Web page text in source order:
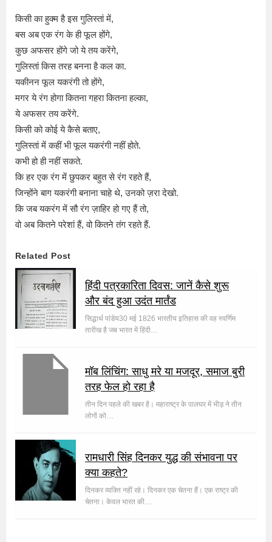
किसी का हुक्म है इस गुलिस्तां में,
बस अब एक रंग के ही फूल होंगे,
कुछ अफसर होंगे जो ये तय करेंगे,
गुलिस्तां किस तरह बनना है कल का.
यकीनन फूल यकरंगी तो होंगे,
मगर ये रंग होगा कितना गहरा कितना हल्का,
ये अफसर तय करेंगे.
किसी को कोई ये कैसे बताए,
गुलिस्तां में कहीं भी फूल यकरंगी नहीं होते.
कभी हो ही नहीं सकते.
कि हर एक रंग में छुपकर बहुत से रंग रहते हैं,
जिन्होंने बाग यकरंगी बनाना चाहे थे, उनको ज़रा देखो.
कि जब यकरंग में सौ रंग ज़ाहिर हो गए हैं तो,
वो अब कितने परेशां हैं, वो कितने तंग रहते हैं.
Related Post
हिंदी पत्रकारिता दिवस: जानें कैसे शुरू
और बंद हुआ उदंत मार्तंड
सिद्धार्थ पांडेय30 मई 1826 भारतीय इतिहास की वह स्वर्णिम
तारीख है जब भारत में हिंदी…
मॉब लिंचिंग: साधु मरे या मजदूर, समाज बुरी
तरह फेल हो रहा है
तीन दिन पहले की खबर है। महाराष्ट्र के पालघर में भीड़ ने तीन
लोगों को…
रामधारी सिंह दिनकर युद्ध की संभावना पर
क्या कहते?
दिनकर व्यक्ति नहीं रहे। दिनकर एक चेतना हैं। एक राष्ट्र की
चेतना। केवल भारत की…